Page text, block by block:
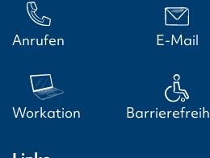
Anrufen E-Mail
Workation